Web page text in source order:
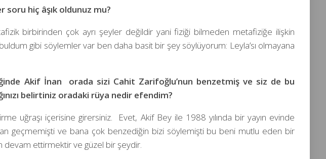
soru hiç âşık oldunuz mu?
birbirinden çok ayrı şeyler değildir yani fiziği bilmeden metafiziğe ilişkin
gibi söylemler var ben daha basit bir şey söylüyorum: Leyla’sı olmayana
Akif İnan orada sizi Cahit Zarifoğlu’nun benzetmiş ve siz de bu
belirtiniz oradaki rüya nedir efendim?
uğraşı içerisine girersiniz. Evet, Akif Bey ile 1988 yılında bir yayın evinde
geçmemişti ve bana çok benzediğin bizi söylemişti bu beni mutlu eden bir
devam ettirmektir ve güzel bir şeydir.